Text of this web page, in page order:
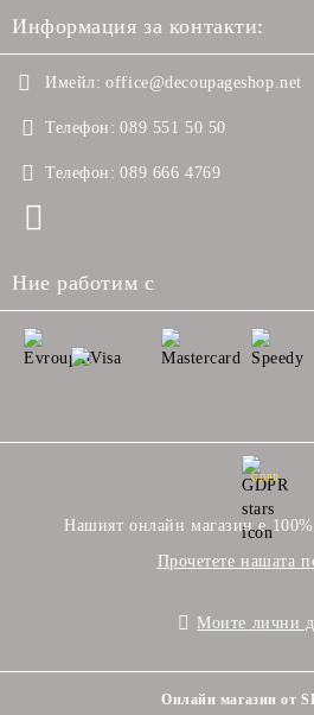
Информация за контакти:
Имейл: office@decoupageshop.net
Телефон: 089 551 50 50
Телефон: 089 666 4769
Ние работим с
GDPR
Нашият онлайн магазин е 100%
Прочетете нашата
Моите лични
Онлайн магазин от